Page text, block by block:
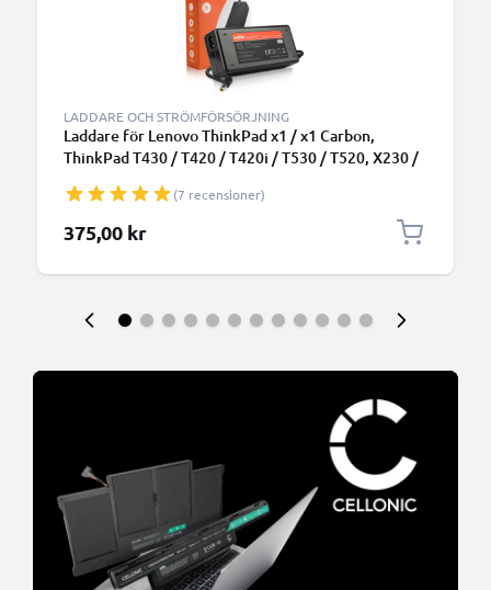
LADDARE OCH STRÖMFÖRSÖRJNING
Laddare för Lenovo ThinkPad x1 / x1 Carbon,
ThinkPad T430 / T420 / T420i / T530 / T520, X230 /
hög kapacitet - 2.6m lång 7.9mm x 5.5mm + pin
laddsladd + nätadapter 40Y7659 för notebook
(7 recensioner)
375,00 kr